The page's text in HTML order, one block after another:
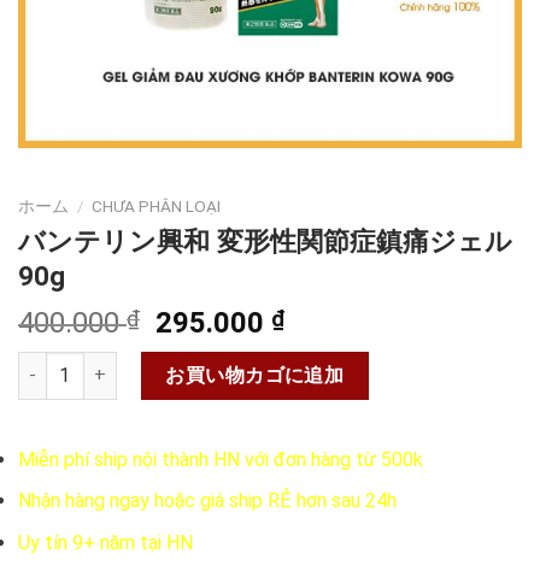
ホーム / CHƯA PHÂN LOẠI
バンテリン興和 変形性関節症鎮痛ジェル
90g
400.000₫
元
の
価
格
400.000 ₫
で
た。
295.000 ₫現
在
の
価
は
295.000 ₫
バンテリン興和 変形性関節症鎮痛ジェル 90g個
お買い物カゴに追加
Miễn phí ship nội thành HN với đơn hàng từ 500k
Nhận hàng ngay hoặc giá ship RẺ hơn sau 24h
Uy tín 9+ năm tại HN